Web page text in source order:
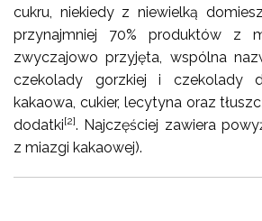
cukru, niekiedy z niewielką
przynajmniej 70% produktów z
zwyczajowo przyjęta, wspólna
czekolady gorzkiej i czekolady
kakaowa, cukier, lecytyna oraz
dodatki[2]. Najczęściej zawiera
z miazgi kakaowej).